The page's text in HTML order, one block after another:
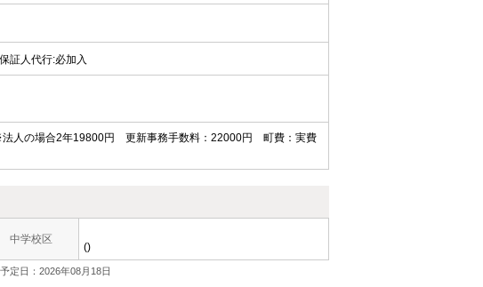
証人代行:必加入
人の場合2年19800円 更新事務手数料：22000円 町費：実費
中学校区
()
定日：2026年08月18日